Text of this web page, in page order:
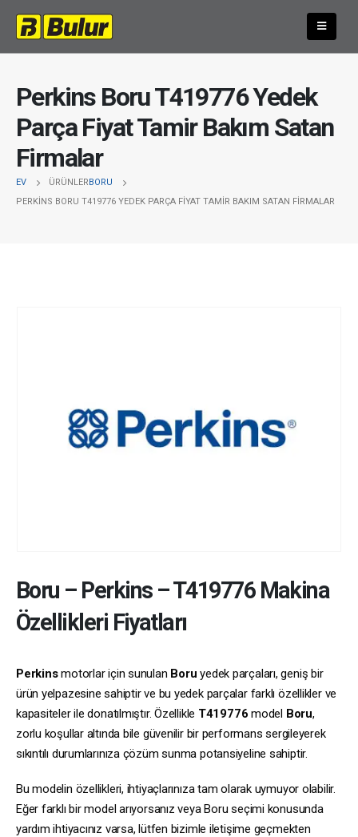
Perkins Boru T419776 Yedek
Parça Fiyat Tamir Bakım Satan
Firmalar
EV ÜRÜNLERBORU
PERKINS BORU T419776 YEDEK PARÇA FIYAT TAMIR BAKIM SATAN FIRMALAR
Boru – Perkins–T419776Makina
Özellikleri Fiyatları
Perkinsmotorlar için sunulan Boru yedek parçaları, geniş bir
ürün yelpazesine sahiptir ve bu yedek parçalar farklı özellikler ve
kapasiteler ile donatılmıştır. Özellikle T419776 model Boru,
zorlu koşullar altında bile güvenilir bir performans sergileyerek
sıkıntılı durumlarınıza çözüm sunma potansiyeline sahiptir.
Bu modelin özellikleri, ihtiyaçlarınıza tam olarak uymuyor olabilir.
Eğer farklı bir model arıyorsanız veya Boru seçimi konusunda
yardım ihtiyacınız varsa, lütfen bizimle iletişime geçmekten